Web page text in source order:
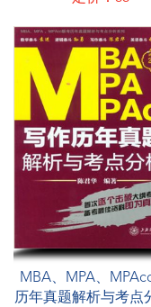
MBA、MPA、
历年真题解析与考点